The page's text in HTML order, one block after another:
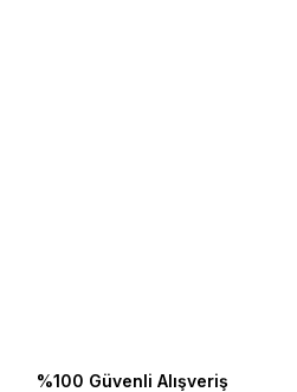
%100 Güvenli Alışveriş